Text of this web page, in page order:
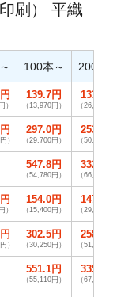
刷） 平織
100本～ 200本
）
139.7円
（13,970円）
133.1
（26,620
）
297.0円
（29,700円）
253.0
（50,600
547.8円
（54,780円）
332.2
（66,440
）
154.0円
（15,400円）
147.4
（29,480
）
302.5円
（30,250円）
258.5
（51,700
551.1円
（55,110円）
335.5
（67,100